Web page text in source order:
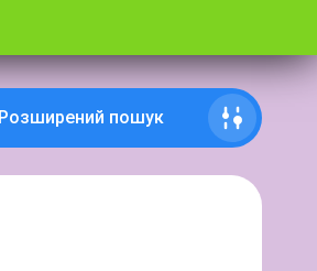
Розширений пошук